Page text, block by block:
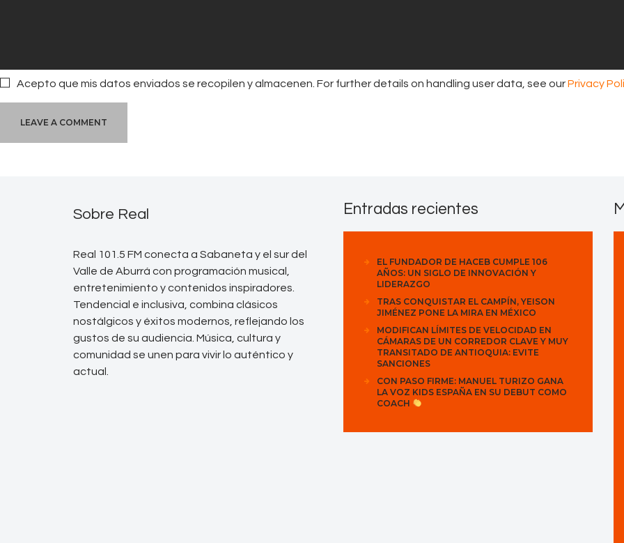
Acepto que mis datos enviados se recopilen y almacenen. For further details on handling user data, see ourPrivacy
Sobre Real
Real 101.5 FM conecta a Sabaneta y el sur del
Valle de Aburrá con programación musical,
entretenimiento y contenidos inspiradores.
Tendencial e inclusiva, combina clásicos
nostálgicos y éxitos modernos, reflejando los
gustos de su audiencia. Música, cultura y
comunidad se unen para vivir lo auténtico y
actual.
Entradas recientes
EL FUNDADOR DE HACEB CUMPLE 106
AÑOS: UN SIGLO DE INNOVACIÓN Y
LIDERAZGO
TRAS CONQUISTAR EL CAMPÍN, YEISON
JIMÉNEZ PONE LA MIRA EN MÉXICO
MODIFICAN LÍMITES DE VELOCIDAD EN
CÁMARAS DE UN CORREDOR CLAVE Y MUY
TRANSITADO DE ANTIOQUIA: EVITE
SANCIONES
CON PASO FIRME: MANUEL TURIZO GANA
LA VOZ KIDS ESPAÑA EN SU DEBUT COMO
COACH